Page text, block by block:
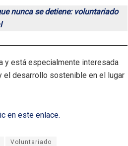
nunca se detiene: voluntariado
y está especialmente interesada
el desarrollo sostenible en el lugar
en este enlace.
Voluntariado